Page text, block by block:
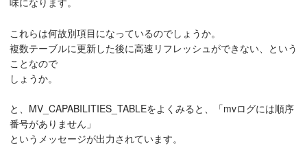
これらは何故別項目になっているのでしょうか。
複数テーブルに更新した後に高速リフレッシュができない、という
ことなので
しょうか。
と、MV_CAPABILITIES_TABLEをよくみると、「mvログには順序
番号がありません」
というメッセージが出力されています。